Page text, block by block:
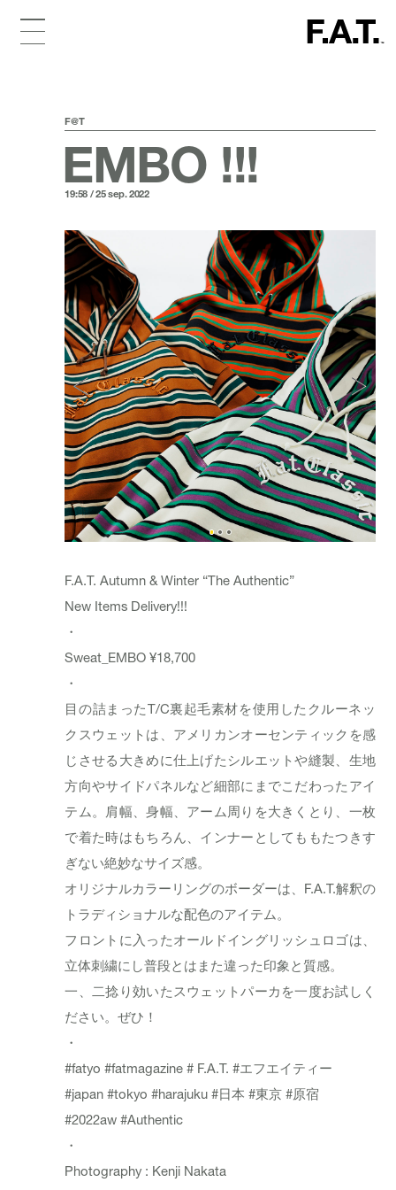
F@T
EMBO !!!
19:58 / 25 sep. 2022
F.A.T. Autumn & Winter “The Authentic”
New Items Delivery!!!
・
Sweat_ EMBO ¥18,700
・
目の詰まったT/C裏起毛素材を使用したクルーネッ
クスウェットは、アメリカンオーセンティックを感
じさせる大きめに仕上げたシルエットや縫製、生地
方向やサイドパネルなど細部にまでこだわったアイ
テム。肩幅、身幅、アーム周りを大きくとり、一枚
で着た時はもちろん、インナーとしてももたつきす
ぎない絶妙なサイズ感。
オリジナルカラーリングのボーダーは、F.A.T.解釈の
トラディショナルな配色のアイテム。
フロントに入ったオールドイングリッシュロゴは、
立体刺繍にし普段とはまた違った印象と質感。
一、二捻り効いたスウェットパーカを一度お試しく
ださい。ぜひ！
・
#fatyo #fatmagazine # F.A.T.#エフエイティー
#japan #tokyo #harajuku #日本 #東京 #原宿
#2022aw #Authentic
・
Photography : Kenji Nakata